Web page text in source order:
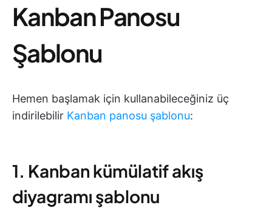
Kanban Panosu
Şablonu
Hemen başlamak için kullanabileceğiniz üç
indirilebilir Kanban panosu şablonu:
1. Kanban kümülatif akış
diyagramı şablonu